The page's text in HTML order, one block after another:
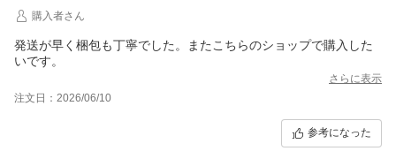
購入者さん
発送が早く梱包も丁寧でした。またこちらのショップで購入した
いです。
さらに表示
注文日：2026/06/10
参考になった